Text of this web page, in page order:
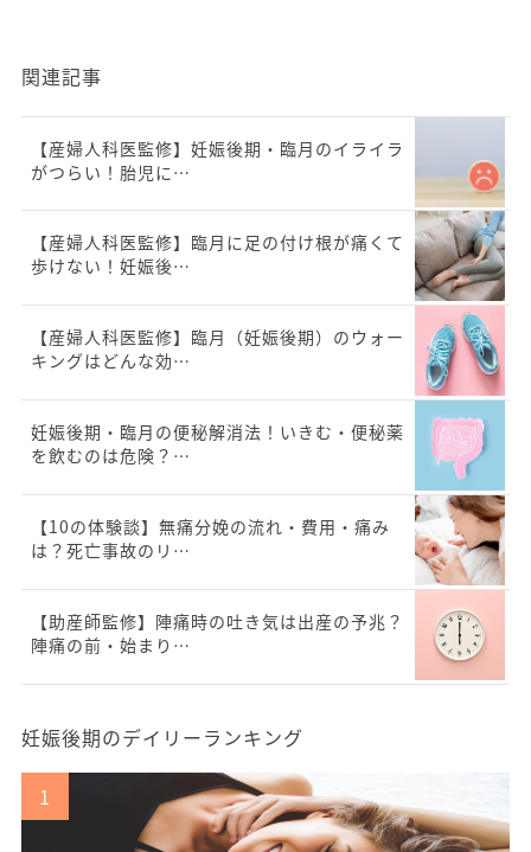
関連記事
【産婦人科医監修】妊娠後期・臨月のイライラ
がつらい！胎児に…
【産婦人科医監修】臨月に足の付け根が痛くて
歩けない！妊娠後…
【産婦人科医監修】臨月（妊娠後期）のウォー
キングはどんな効…
妊娠後期・臨月の便秘解消法！いきむ・便秘薬
を飲むのは危険？…
【10の体験談】無痛分娩の流れ・費用・痛み
は？死亡事故のリ…
【助産師監修】陣痛時の吐き気は出産の予兆？
陣痛の前・始まり…
妊娠後期のデイリーランキング